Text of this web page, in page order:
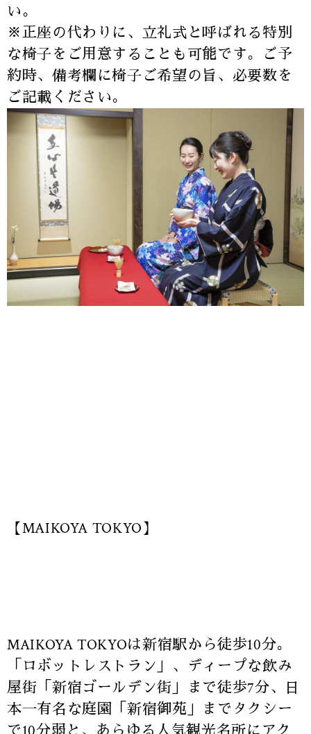
い。
※正座の代わりに、立礼式と呼ばれる特別
な椅子をご用意することも可能です。ご予
約時、備考欄に椅子ご希望の旨、必要数を
ご記載ください。
【MAIKOYA TOKYO】
MAIKOYA TOKYOは新宿駅から徒歩10分。
「ロボットレストラン」、ディープな飲み
屋街「新宿ゴールデン街」まで徒歩7分、日
本一有名な庭園「新宿御苑」までタクシー